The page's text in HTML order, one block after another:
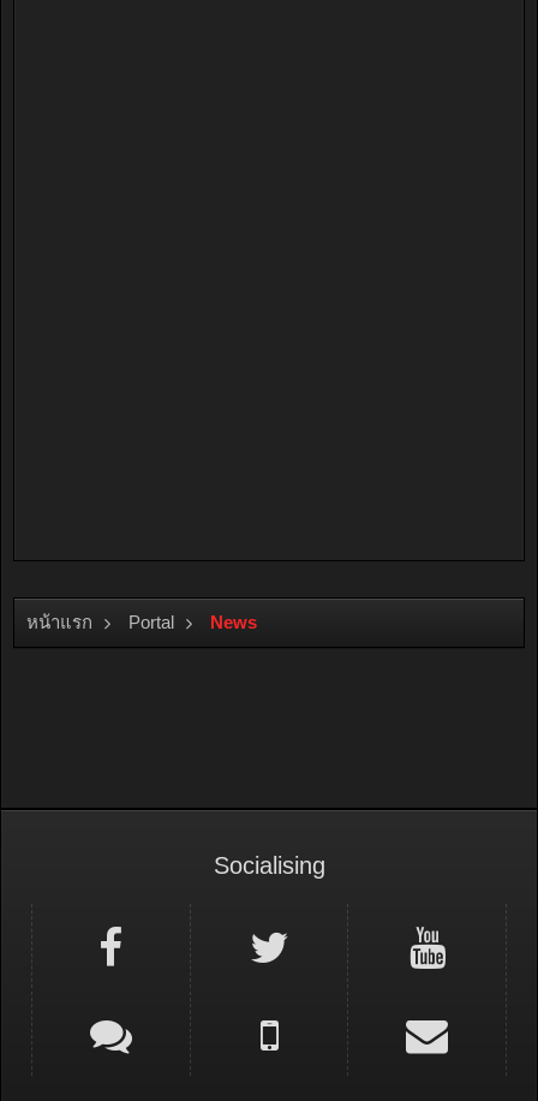
หน้าแรก Portal News
Socialising